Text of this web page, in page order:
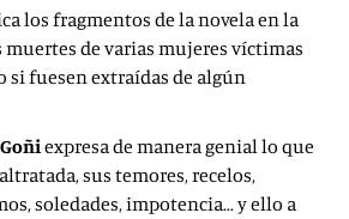
los fragmentos de la novela en la
muertes de varias mujeres víctimas
si fuesen extraídas de algún
expresa de manera genial lo que
sus temores, recelos,
soledades, impotencia… y ello a